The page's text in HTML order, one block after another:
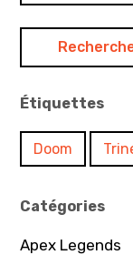
Étiquettes
Doom
Catégories
Apex Legends